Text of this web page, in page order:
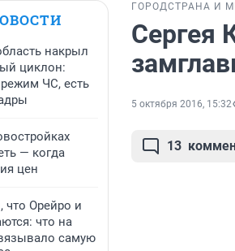
накрыл
циклон:
ЧС, есть
— когда
цен
что Орейро и
что на
самую
ГОРОДСТРАНА И
Сергея
5 октября 2016, 15:32
13